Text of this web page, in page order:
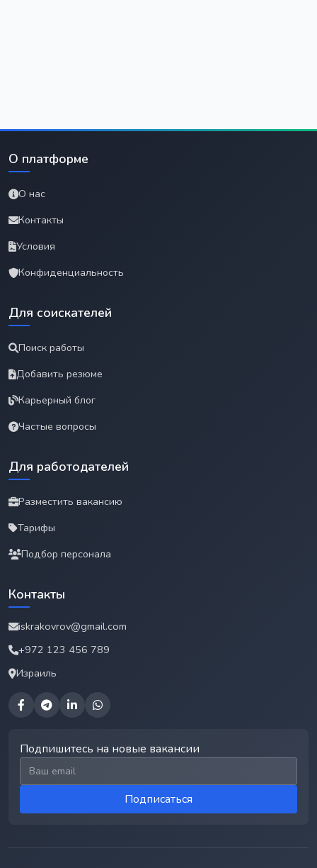
О платформе
О нас
Контакты
Условия
Конфиденциальность
Для соискателей
Поиск работы
Добавить резюме
Карьерный блог
Частые вопросы
Для работодателей
Разместить вакансию
Тарифы
Подбор персонала
Контакты
iskrakovrov@gmail.com
+972 123 456 789
Израиль
Подпишитесь на новые вакансии
Email для подписки
Подписаться